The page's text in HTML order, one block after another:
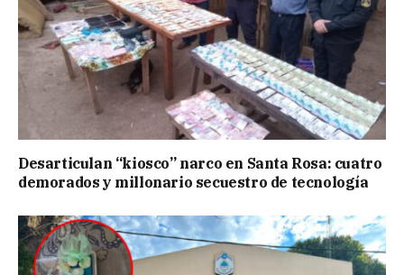
Desarticulan “kiosco” narco en Santa Rosa: cuatro
demorados y millonario secuestro de tecnología